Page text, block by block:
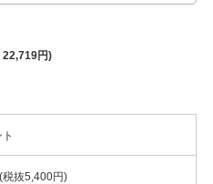
22,719円)
税抜5,400円)